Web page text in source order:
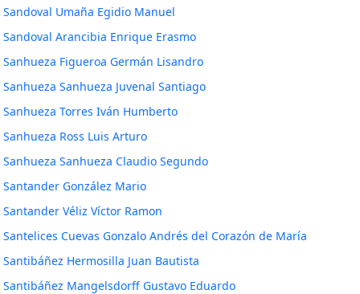
Sandoval Umaña Egidio Manuel
Sandoval Arancibia Enrique Erasmo
Sanhueza Figueroa Germán Lisandro
Sanhueza Sanhueza Juvenal Santiago
Sanhueza Torres Iván Humberto
Sanhueza Ross Luis Arturo
Sanhueza Sanhueza Claudio Segundo
Santander González Mario
Santander Véliz Víctor Ramon
Santelices Cuevas Gonzalo Andrés del Corazón de María
Santibáñez Hermosilla Juan Bautista
Santibáñez Mangelsdorff Gustavo Eduardo